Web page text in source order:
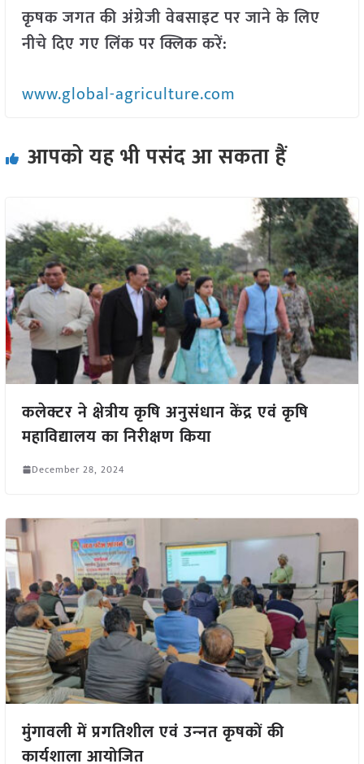
कृषक जगत की अंग्रेजी वेबसाइट पर जाने के लिए
नीचे दिए गए लिंक पर क्लिक करें:
www.global-agriculture.com
आपको यह भी पसंद आ सकता हैं
कलेक्टर ने क्षेत्रीय कृषि अनुसंधान केंद्र एवं कृषि
महाविद्यालय का निरीक्षण किया
December 28, 2024
मुंगावली में प्रगतिशील एवं उन्‍नत कृषकों की
कार्यशाला आयोजित